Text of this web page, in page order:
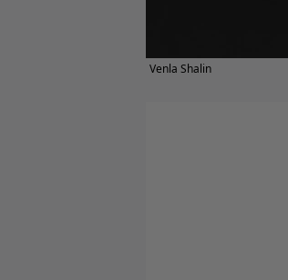
Venla Shalin